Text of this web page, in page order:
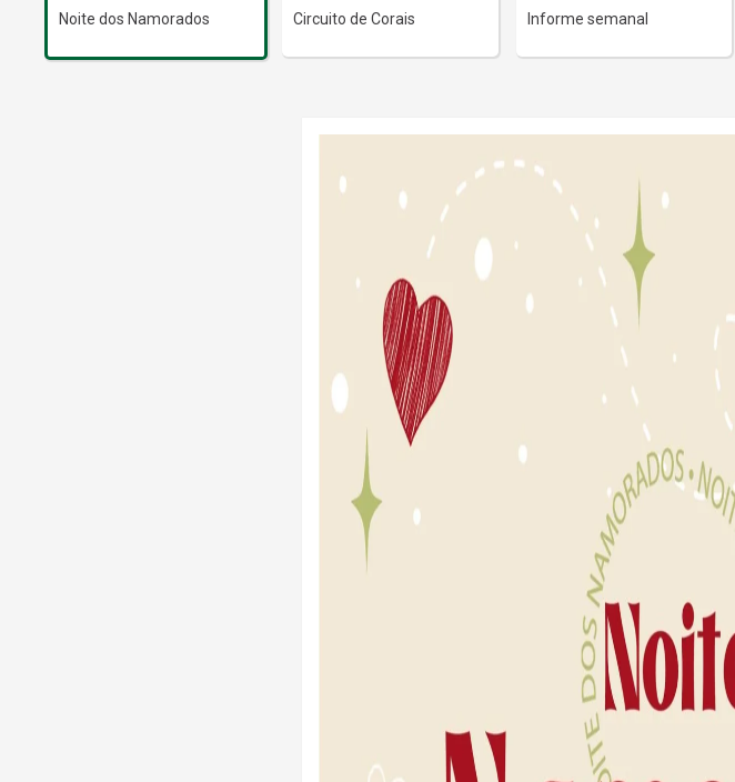
Noite dos Namorados
Circuito de Corais
Informe semanal